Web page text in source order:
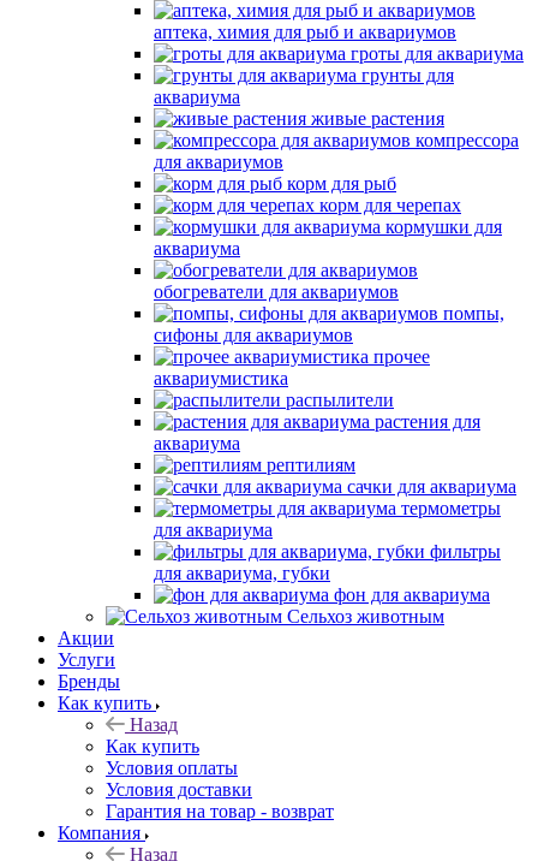
аптека, химия для рыб и аквариумов
гроты для аквариума
грунты для
аквариума
живые растения
компрессора
для аквариумов
корм для рыб
корм для черепах
кормушки для
аквариума
обогреватели для аквариумов
помпы,
сифоны для аквариумов
прочее
аквариумистика
распылители
растения для
аквариума
рептилиям
сачки для аквариума
термометры
для аквариума
фильтры
для аквариума, губки
фон для аквариума
Сельхоз животным
Акции
Услуги
Бренды
Как купить
Назад
Как купить
Условия оплаты
Условия доставки
Гарантия на товар - возврат
Компания
Назад